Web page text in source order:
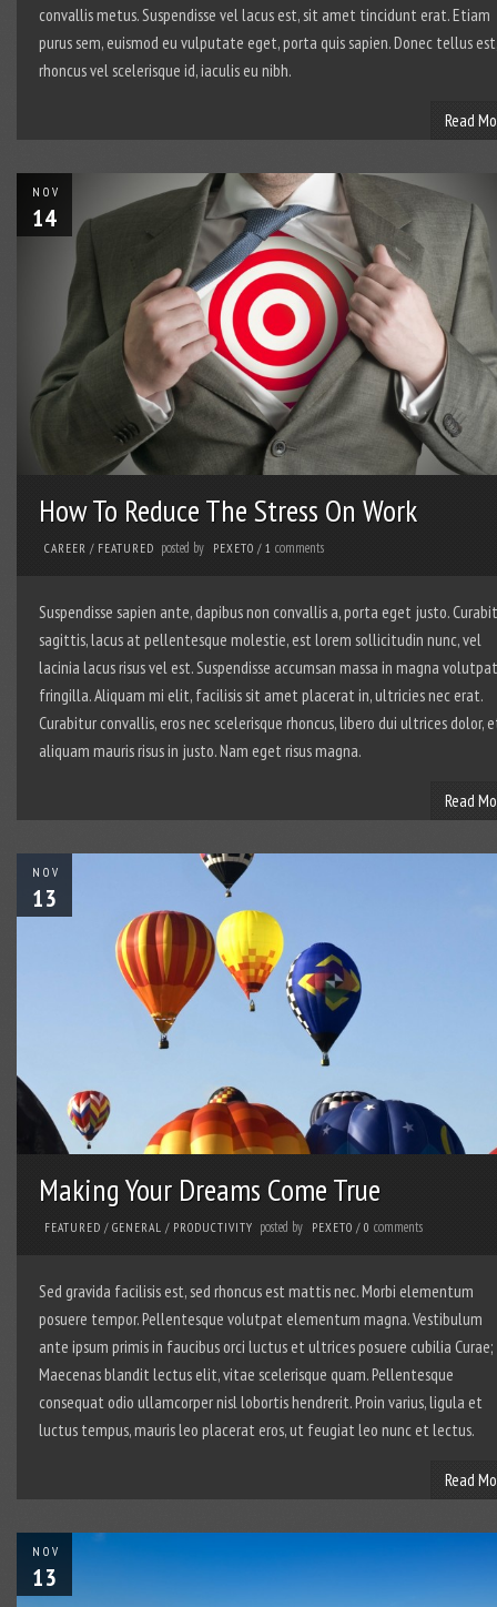
convallis metus. Suspendisse vel lacus est, sit amet tincidunt erat. Etiam
purus sem, euismod eu vulputate eget, porta quis sapien. Donec tellus est,
rhoncus vel scelerisque id, iaculis eu nibh.
Read
NOV
14
How To Reduce The Stress On Work
CAREER / FEATURED posted by PEXETO / 1 comments
Suspendisse sapien ante, dapibus non convallis a, porta eget justo.
sagittis, lacus at pellentesque molestie, est lorem sollicitudin nunc, vel
lacinia lacus risus vel est. Suspendisse accumsan massa in magna volutpat
fringilla. Aliquam mi elit, facilisis sit amet placerat in, ultricies nec erat.
Curabitur convallis, eros nec scelerisque rhoncus, libero dui ultrices dolor,
aliquam mauris risus in justo. Nam eget risus magna.
Read
NOV
13
Making Your Dreams Come True
FEATURED / GENERAL / PRODUCTIVITY posted by PEXETO / 0 comments
Sed gravida facilisis est, sed rhoncus est mattis nec. Morbi elementum
posuere tempor. Pellentesque volutpat elementum magna. Vestibulum
ante ipsum primis in faucibus orci luctus et ultrices posuere cubilia Curae;
Maecenas blandit lectus elit, vitae scelerisque quam. Pellentesque
consequat odio ullamcorper nisl lobortis hendrerit. Proin varius, ligula et
luctus tempus, mauris leo placerat eros, ut feugiat leo nunc et lectus.
Read
NOV
13